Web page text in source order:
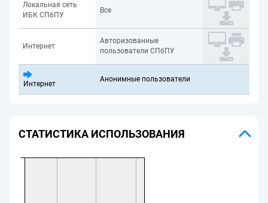
Локальная сеть
ИБК СПбПУ
Все
Интернет
Авторизованные
пользователи СПбПУ
Интернет
Анонимные пользователи
СТАТИСТИКА ИСПОЛЬЗОВАНИЯ